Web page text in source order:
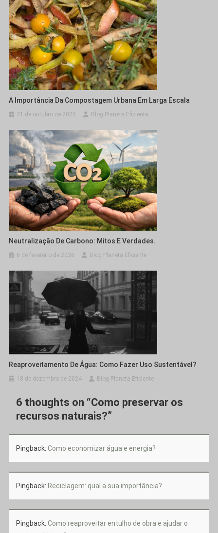
A Importância Da Compostagem Urbana Em Larga Escala
21 de outubro de 2025 Blog Planeta Eficiente
Neutralização De Carbono: Mitos E Verdades.
6 de fevereiro de 2026 Blog Planeta Eficiente
Reaproveitamento De Água: Como Fazer Uso Sustentável?
18 de dezembro de 2024 Blog Planeta Eficiente
6 thoughts on “Como preservar os
recursos naturais?”
Pingback: Como economizar água e energia?
Pingback: Reciclagem: qual a sua importância?
Pingback: Como reaproveitar entulho de obra e ajudar o